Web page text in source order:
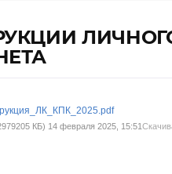
КБ) 14 февраля 2025, 15:51